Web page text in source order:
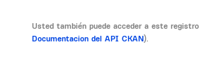
Usted también puede acceder a este
Documentacion del API CKAN).